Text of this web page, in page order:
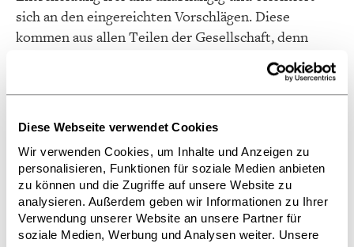
Diese Webseite verwendet Cookies
Wir verwenden Cookies, um Inhalte und Anzeigen zu
personalisieren, Funktionen für soziale Medien anbieten
zu können und die Zugriffe auf unsere Website zu
analysieren. Außerdem geben wir Informationen zu Ihrer
Verwendung unserer Website an unsere Partner für
soziale Medien, Werbung und Analysen weiter. Unsere
sich an den eingereichten Vorschlägen. Diese
kommen aus allen Teilen der Gesellschaft, denn
jede*r Bürger*in hat die Möglichkeit, mit einem
Begründungstext Kandidat*innen vorzuschlagen.
dem Börsenvereinsvorstand sowie sechs
hinzugewählten Mitgliedern zusammen. Der
Vorstand entsendet den Vorsteher/die Vorsteherin
und zwei weitere Mitglieder. Die weiteren sechs
Mitglieder werden vom Vorstand des Börsenvereins
für drei Jahre gewählt. Sie haben die Möglichkeit,